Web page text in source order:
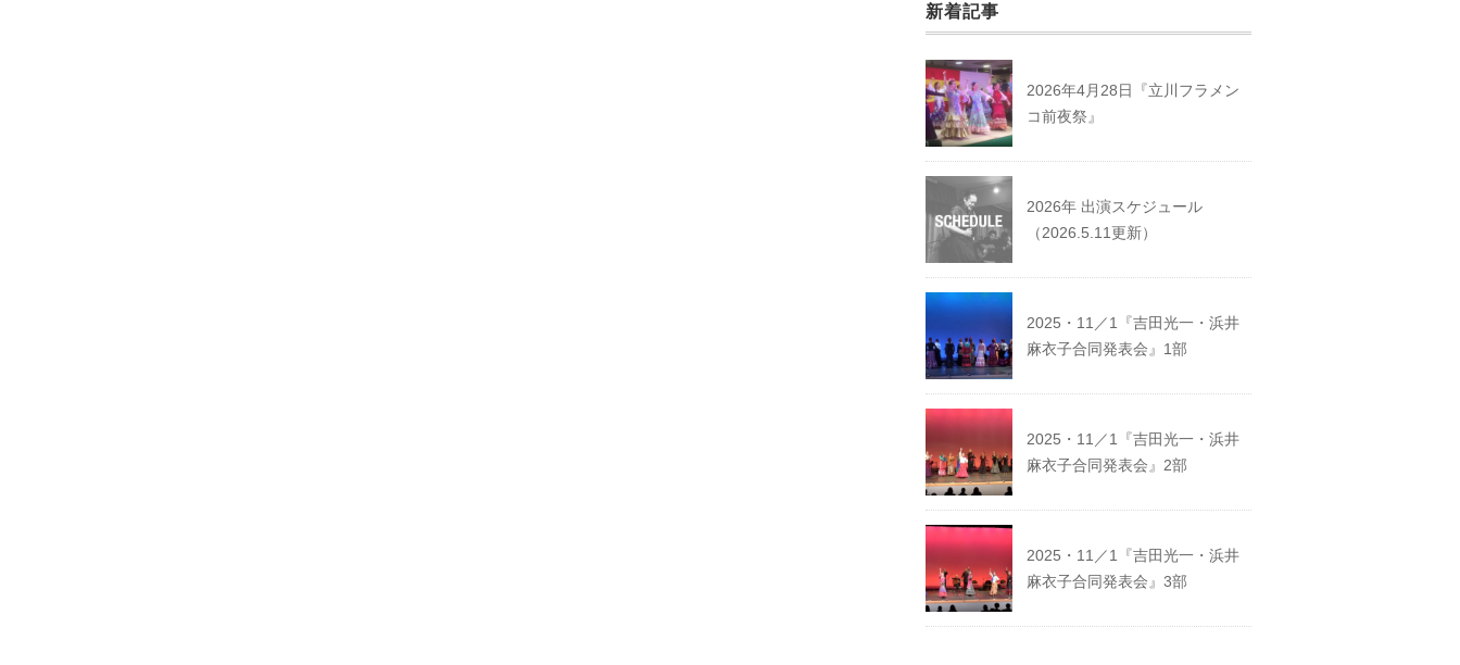
新着記事
2026年4月28日『立川フラメン
コ前夜祭』
2026年 出演スケジュール
（2026.5.11更新）
2025・11／1『吉田光一・浜井
麻衣子合同発表会』1部
2025・11／1『吉田光一・浜井
麻衣子合同発表会』2部
2025・11／1『吉田光一・浜井
麻衣子合同発表会』3部